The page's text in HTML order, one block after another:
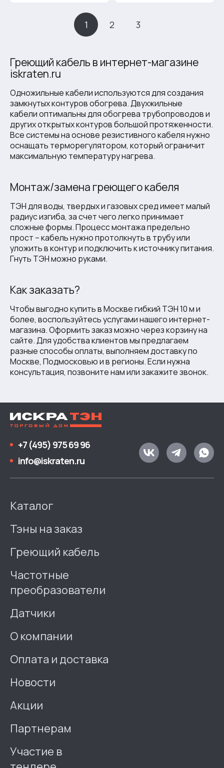
1 2 3
Греющий кабель в интернет-магазине
iskraten.ru
Одножильные кабели используются для создания
замкнутых контуров обогрева. Двухжильные
кабели оптимальны для обогрева трубопроводов и
других открытых контуров большой протяженности.
Все системы на основе резистивного кабеля нужно
оснащать терморегулятором, который ограничит
максимальную температуру нагрева.
Монтаж/замена греющего кабеля
ТЭН для воды, твердых и газовых сред имеет малый
радиус изгиба, за счет чего легко принимает
сложные формы. Процесс монтажа предельно
прост – кабель нужно протолкнуть в трубу или
уложить в контур и подключить к источнику питания.
Гнуть ТЭН можно руками.
Как заказать?
Чтобы выгодно купить в Москве гибкий ТЭН 10 м и
более, воспользуйтесь услугами нашего интернет-
магазина. Оформить заказ можно через корзину на
сайте. Для удобства клиентов мы предлагаем
разные способы оплаты, выполняем доставку по
Москве, Подмосковью и в регионы. Если нужна
консультация, позвоните нам или закажите звонок.
+7 (495) 975 69 96
info@iskraten.ru
Каталог
Тэны на заказ
Греющий кабель
Частотные
преобразователи
Датчики
О компании
Оплата и доставка
Новости
Акции
Партнерам
Участие в